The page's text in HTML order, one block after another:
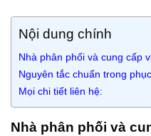
Nội dung chính
Nhà phân phối và cung cấp
Nguyên tắc chuẩn trong
Mọi chi tiết liên hệ:
Nhà phân phối và